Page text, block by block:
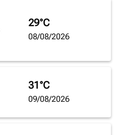
29°C
08/08/2026
31°C
09/08/2026